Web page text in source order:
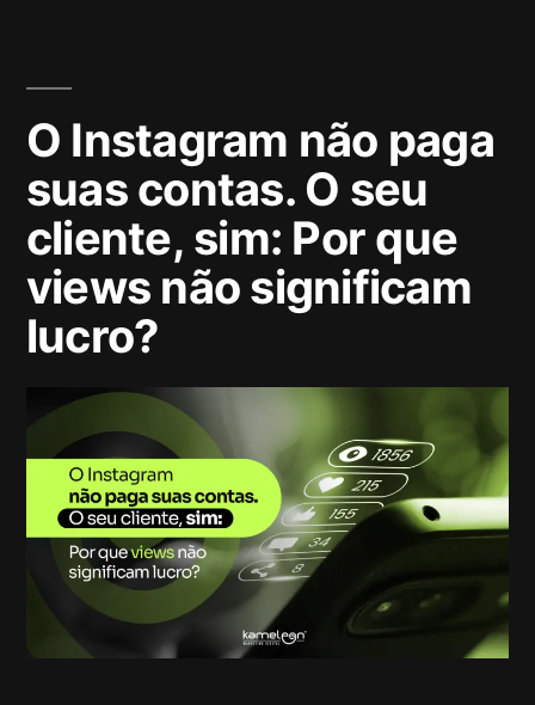
O Instagram não paga
suas contas. O seu
cliente, sim: Por que
views não significam
lucro?